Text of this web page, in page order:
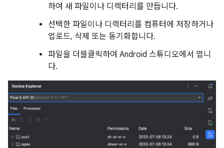
하여 새 파일이나 디렉터리를 만듭니다.
선택한 파일이나 디렉터리를 컴퓨터에 저장하거나
업로드, 삭제 또는 동기화합니다.
파일을 더블클릭하여 Android 스튜디오에서 엽니
다.